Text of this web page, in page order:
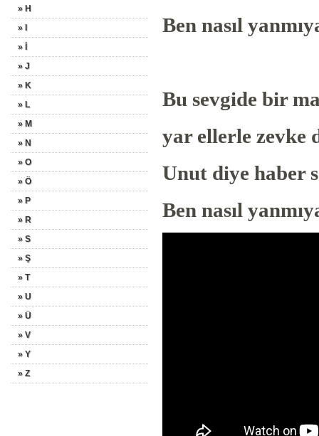
» H
» I
» İ
» J
» K
» L
» M
» N
» O
» Ö
» P
» R
» S
» Ş
» T
» U
» Ü
» V
» Y
» Z
Ben nasıl
Bu sevgide bir
yar ellerle zevke
Unut diye haber
Ben nasıl